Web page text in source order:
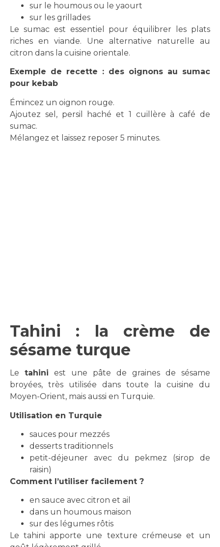
sur le houmous ou le yaourt
sur les grillades
Le sumac est essentiel pour équilibrer les plats
riches en viande. Une alternative naturelle au
citron dans la cuisine orientale.
Exemple de recette : des oignons au sumac
pour kebab
Émincez un oignon rouge.
Ajoutez sel, persil haché et 1 cuillère à café de
sumac.
Mélangez et laissez reposer 5 minutes.
Tahini : la crème de
sésame turque
Le tahini est une pâte de graines de sésame
broyées, très utilisée dans toute la cuisine du
Moyen-Orient, mais aussi en Turquie.
Utilisation en Turquie
sauces pour mezzés
desserts traditionnels
petit-déjeuner avec du pekmez (sirop de
raisin)
Comment l’utiliser facilement ?
en sauce avec citron et ail
dans un houmous maison
sur des légumes rôtis
Le tahini apporte une texture crémeuse et un